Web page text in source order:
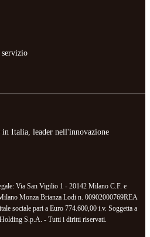
Italia, leader nell'innovazione
Via San Vigilio 1 - 20142 Milano C.F. e
Monza Brianza Lodi n. 00902000769REA
sociale pari a Euro 774.600,00 i.v. Soggetta a
S.p.A. - Tutti i diritti riservati.